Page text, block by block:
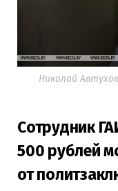
Николай
Сотрудник
500 рублей
от